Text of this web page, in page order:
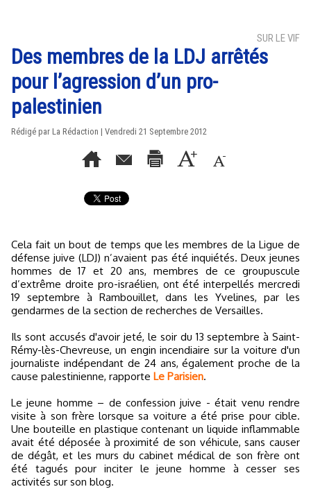
SUR LE VIF
Des membres de la LDJ arrêtés
pour l’agression d’un pro-
palestinien
Rédigé par La Rédaction | Vendredi 21 Septembre 2012
Cela fait un bout de temps que les membres de la Ligue de
défense juive (LDJ) n’avaient pas été inquiétés. Deux jeunes
hommes de 17 et 20 ans, membres de ce groupuscule
d’extrême droite pro-israélien, ont été interpellés mercredi
19 septembre à Rambouillet, dans les Yvelines, par les
gendarmes de la section de recherches de Versailles.
Ils sont accusés d'avoir jeté, le soir du 13 septembre à Saint-
Rémy-lès-Chevreuse, un engin incendiaire sur la voiture d'un
journaliste indépendant de 24 ans, également proche de la
cause palestinienne, rapporte Le Parisien.
Le jeune homme – de confession juive - était venu rendre
visite à son frère lorsque sa voiture a été prise pour cible.
Une bouteille en plastique contenant un liquide inflammable
avait été déposée à proximité de son véhicule, sans causer
de dégât, et les murs du cabinet médical de son frère ont
été tagués pour inciter le jeune homme à cesser ses
activités sur son blog.